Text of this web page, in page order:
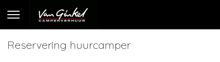
Reservering huurcamper